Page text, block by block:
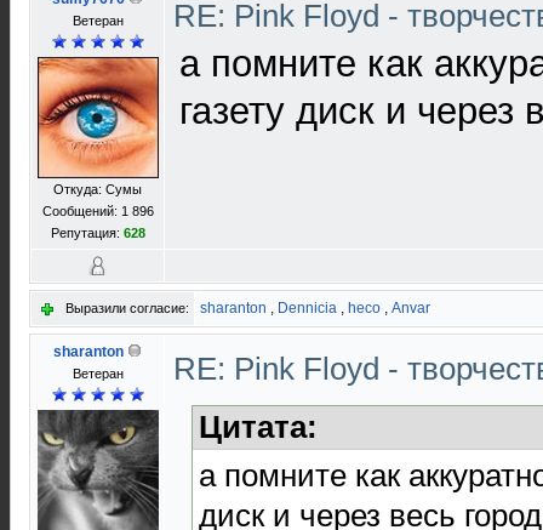
Ветеран
Откуда: Сумы
Сообщений: 1 896
Репутация: 628
RE: Pink Floyd -
а помните как
газету диск и через
Выразили согласие: sharanton , Dennicia , heco , Anvar
sharanton
Ветеран
RE: Pink Floyd -
Цитата:
а помните как
диск и через весь